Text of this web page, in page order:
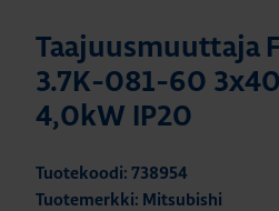
Taajuusmuuttaja
3.7K-081-60
4,0kW IP20
Tuotekoodi: 738954
Tuotemerkki: Mitsubishi